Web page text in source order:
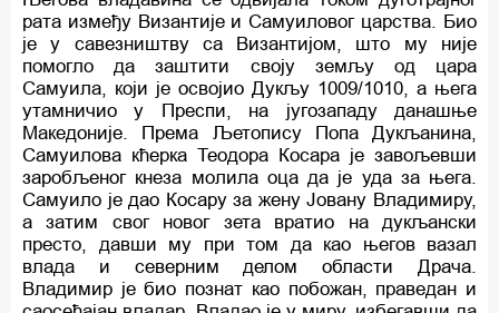
рата између Византије и Самуиловог царства. Био
је у савезништву са Византијом, што му није
помогло да заштити своју земљу од цара
Самуила, који је освојио Дукљу 1009/1010, а њега
утамничио у Преспи, на југозападу данашње
Македоније. Према Љетопису Попа Дукљанина,
Самуилова кћерка Теодора Косара је завољевши
заробљеног кнеза молила оца да је уда за њега.
Самуило је дао Косару за жену Јовану Владимиру,
а затим свог новог зета вратио на дукљански
престо, давши му при том да као његов вазал
влада и северним делом области Драча.
Владимир је био познат као побожан, праведан и